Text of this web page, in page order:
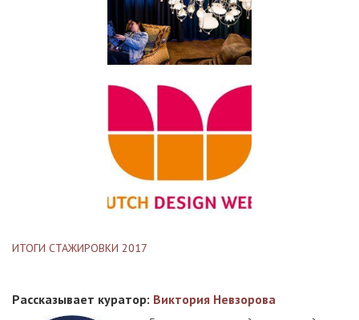
ИТОГИ СТАЖИРОВКИ 2017
Рассказывает куратор: Виктория Невзорова